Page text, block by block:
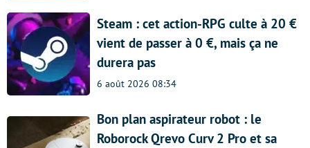
Steam : cet action-RPG culte à 20 €
vient de passer à 0 €, mais ça ne
durera pas
6 août 2026 08:34
Bon plan aspirateur robot : le
Roborock Qrevo Curv 2 Pro et sa